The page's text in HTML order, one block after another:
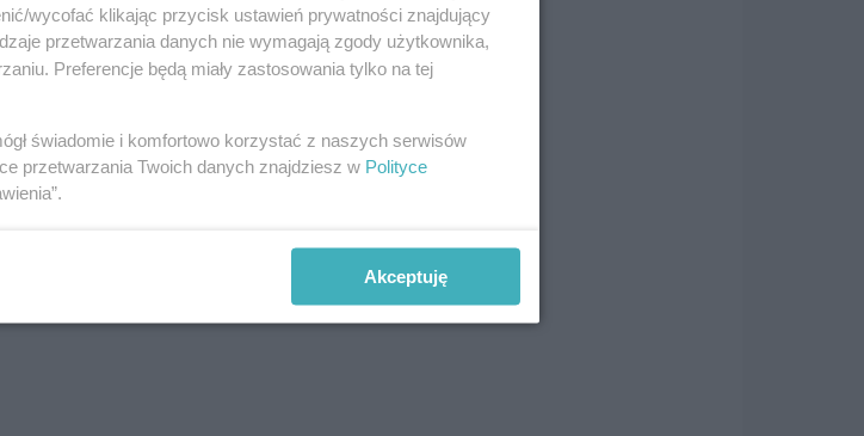
wycofać klikając przycisk ustawień prywatności znajdujący
przetwarzania danych nie wymagają zgody użytkownika,
Preferencje będą miały zastosowania tylko na tej
świadomie i komfortowo korzystać z naszych serwisów
przetwarzania Twoich danych znajdziesz w Polityce
Akceptuję